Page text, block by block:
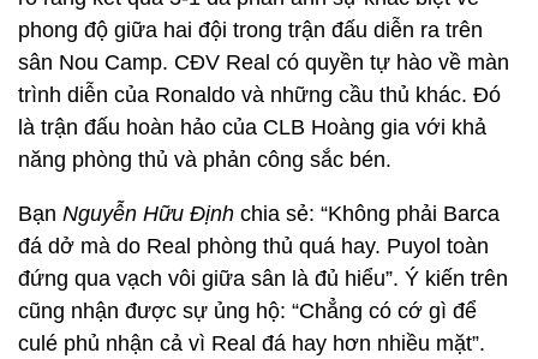
phong độ giữa hai đội trong trận đấu diễn ra trên
sân Nou Camp. CĐV Real có quyền tự hào về màn
trình diễn của Ronaldo và những cầu thủ khác. Đó
là trận đấu hoàn hảo của CLB Hoàng gia với khả
năng phòng thủ và phản công sắc bén.
Bạn Nguyễn Hữu Định chia sẻ: “Không phải Barca
đá dở mà do Real phòng thủ quá hay. Puyol toàn
đứng qua vạch vôi giữa sân là đủ hiểu”. Ý kiến trên
cũng nhận được sự ủng hộ: “Chẳng có cớ gì để
culé phủ nhận cả vì Real đá hay hơn nhiều mặt”.